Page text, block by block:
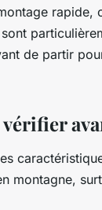
rapide,
de partir
montagne,